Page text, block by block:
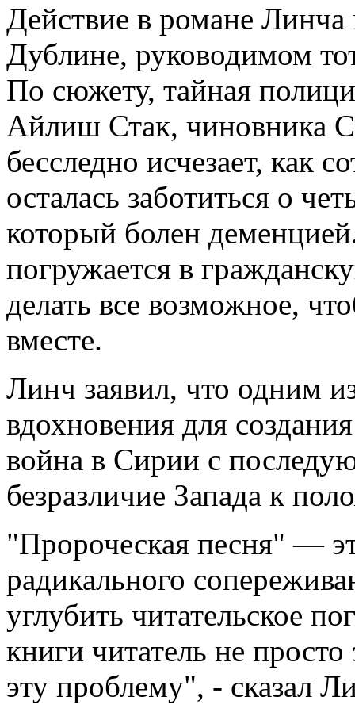
Действие в романе Линча
Дублине, руководимом
По сюжету, тайная
Айлиш Стак, чиновника
бесследно исчезает, как
осталась заботиться о
который болен
погружается в
делать все возможное,
вместе.
Линч заявил, что одним
вдохновения для
война в Сирии с
безразличие Запада к
"Пророческая песня" —
радикального
углубить читательское
книги читатель не просто
эту проблему", - сказал